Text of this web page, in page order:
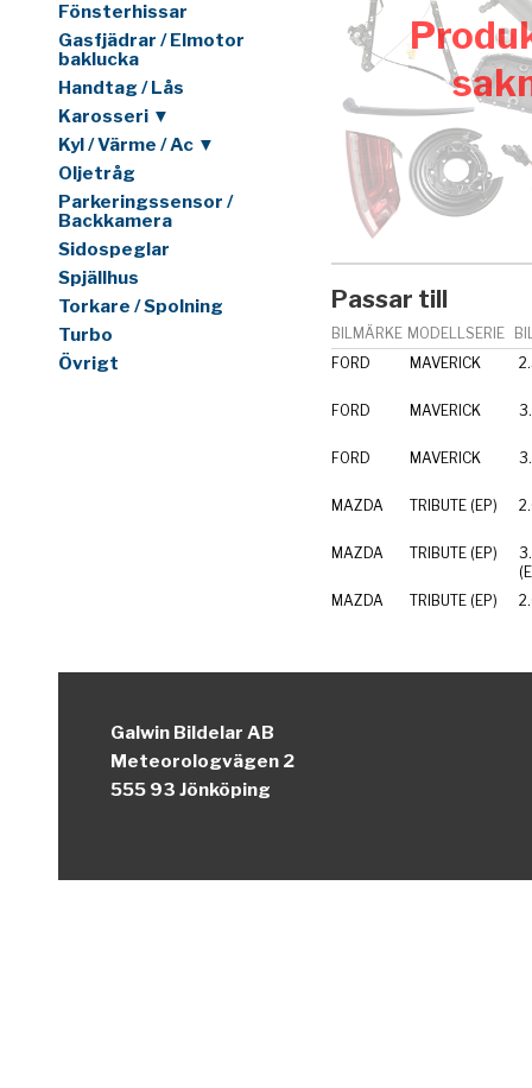
Fönsterhissar
Gasfjädrar / Elmotor
baklucka
Handtag / Lås
Karosseri ▼
Kyl / Värme / Ac ▼
Oljetråg
Parkeringssensor /
Backkamera
Sidospeglar
Spjällhus
Torkare / Spolning
Turbo
Övrigt
Passar till
BILMÄRKE MODELLSERIE
FORD
MAVERICK
FORD MAVERICK
FORD MAVERICK
MAZDA TRIBUTE (EP)
MAZDA TRIBUTE (EP)
MAZDA
TRIBUTE (EP)
Galwin Bildelar AB
Meteorologvägen 2
555 93 Jönköping